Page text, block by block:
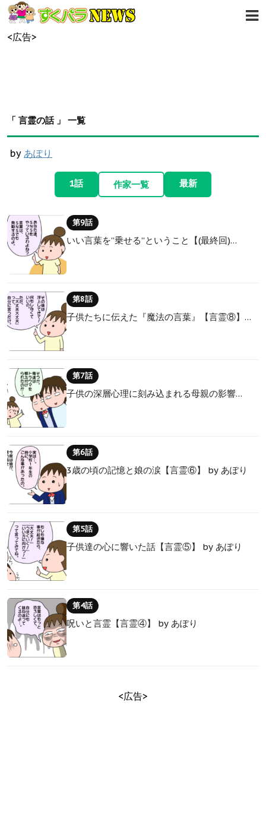
<広告>
「 言霊の話 」 一覧
by あぽり
1話 作家一覧 最新
第9話
いい言葉を”乗せる”ということ【(最終回)…
第8話
子供たちに伝えた『魔法の言葉』【言霊⑧】…
第7話
子供の深層心理に刻み込まれる母親の影響…
第6話
3歳の頃の記憶と娘の涙【言霊⑥】 by あぽり
第5話
子供達の心に響いた話【言霊⑤】 by あぽり
第4話
呪いと言霊【言霊④】 by あぽり
<広告>